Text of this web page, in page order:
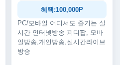
혜택:100,000P
PC/모바일 어디서도 즐기는 실
시간 인터넷방송 피디팝, 모바
일방송,개인방송,실시간라이브
방송